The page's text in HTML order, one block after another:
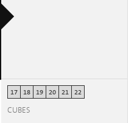
17 18 19 20 21 22
CUBES